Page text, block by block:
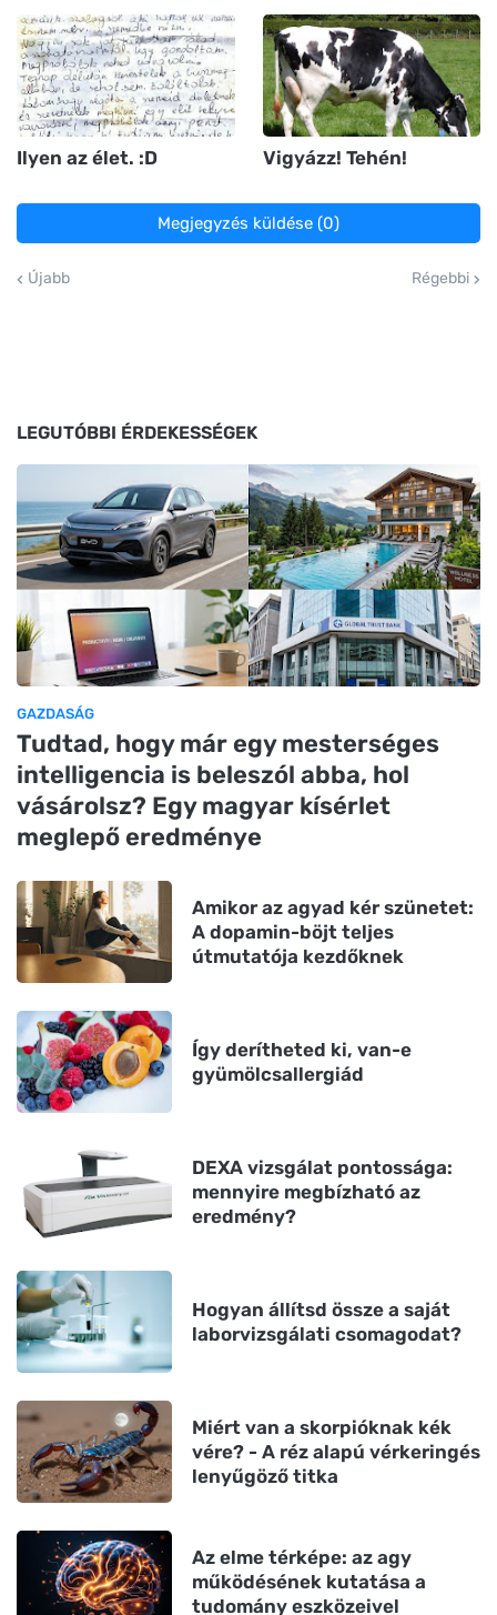
Ilyen az élet. :D Vigyázz! Tehén!
Megjegyzés küldése (0)
Újabb Régebbi
LEGUTÓBBI ÉRDEKESSÉGEK
GAZDASÁG
Tudtad, hogy már egy mesterséges
intelligencia is beleszól abba, hol
vásárolsz? Egy magyar kísérlet
meglepő eredménye
Amikor az agyad kér szünetet:
A dopamin-böjt teljes
útmutatója kezdőknek
Így derítheted ki, van-e
gyümölcsallergiád
DEXA vizsgálat pontossága:
mennyire megbízható az
eredmény?
Hogyan állítsd össze a saját
laborvizsgálati csomagodat?
Miért van a skorpióknak kék
vére? - A réz alapú vérkeringés
lenyűgöző titka
Az elme térképe: az agy
működésének kutatása a
tudomány eszközeivel